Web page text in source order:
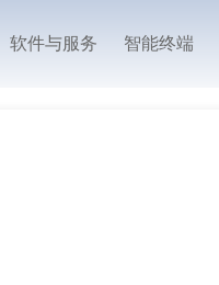
软件与服务 智能终端